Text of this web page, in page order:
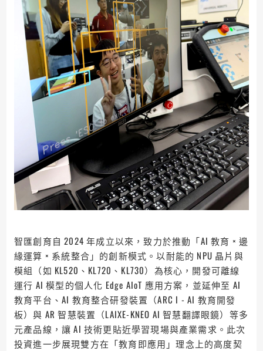
智匯創育自 2024 年成立以來，致力於推動「AI 教育 × 邊
緣運算 × 系統整合」的創新模式。以耐能的 NPU 晶片與
模組（如 KL520、KL720、KL730）為核心，開發可離線
運行 AI 模型的個人化 Edge AIoT 應用方案，並延伸至 AI
教育平台、AI 教育整合研發裝置（ARC I - AI 教育開發
板）與 AR 智慧裝置（LAIXE-KNEO AI 智慧翻譯眼鏡）等多
元產品線，讓 AI 技術更貼近學習現場與產業需求。此次
投資進一步展現雙方在「教育即應用」理念上的高度契